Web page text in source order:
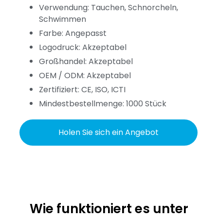
Verwendung: Tauchen, Schnorcheln,
Schwimmen
Farbe: Angepasst
Logodruck: Akzeptabel
Großhandel: Akzeptabel
OEM / ODM: Akzeptabel
Zertifiziert: CE, ISO, ICTI
Mindestbestellmenge: 1000 Stück
Holen Sie sich ein Angebot
Wie funktioniert es unter